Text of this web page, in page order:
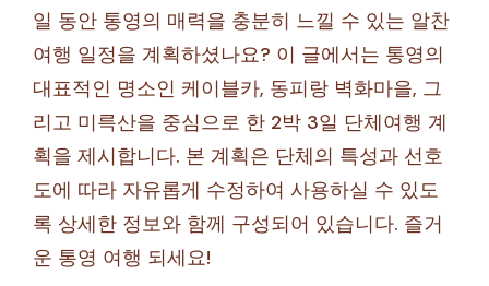
일 동안 통영의 매력을 충분히 느낄 수 있는 알찬
여행 일정을 계획하셨나요? 이 글에서는 통영의
대표적인 명소인 케이블카, 동피랑 벽화마을, 그
리고 미륵산을 중심으로 한 2박 3일 단체여행 계
획을 제시합니다. 본 계획은 단체의 특성과 선호
도에 따라 자유롭게 수정하여 사용하실 수 있도
록 상세한 정보와 함께 구성되어 있습니다. 즐거
운 통영 여행 되세요!